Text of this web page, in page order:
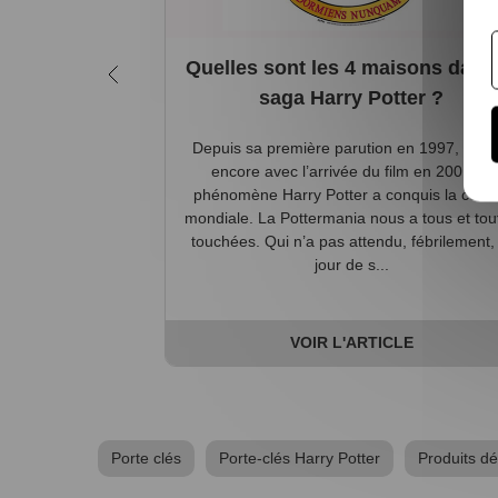
Quelles sont les 4 maisons dans
saga Harry Potter ?
Depuis sa première parution en 1997, et
encore avec l’arrivée du film en 2001, le
phénomène Harry Potter a conquis la
mondiale. La Pottermania nous a tous et
touchées. Qui n’a pas attendu, fébrilement,
jour de s...
VOIR L'ARTICLE
Porte clés Porte-clés Harry Potter Produits